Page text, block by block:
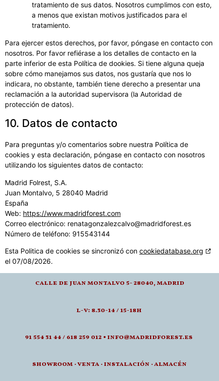
tratamiento de sus datos. Nosotros cumplimos con esto,
a menos que existan motivos justificados para el
tratamiento.
Para ejercer estos derechos, por favor, póngase en contacto con
nosotros. Por favor refiérase a los detalles de contacto en la
parte inferior de esta Política de dookies. Si tiene alguna queja
sobre cómo manejamos sus datos, nos gustaría que nos lo
indicara, no obstante, también tiene derecho a presentar una
reclamación a la autoridad supervisora (la Autoridad de
protección de datos).
10. Datos de contacto
Para preguntas y/o comentarios sobre nuestra Política de
cookies y esta declaración, póngase en contacto con nosotros
utilizando los siguientes datos de contacto:
Madrid Folrest, S.A.
Juan Montalvo, 5 28040 Madrid
España
Web: https://www.madridforest.com
Correo electrónico: renatagonzalezcalvo@madridforest.es
Número de teléfono: 915543144
Esta Politica de cookies se sincronizó con cookiedatabase.org
el 07/08/2026.
calle de juan montalvo 5- 28040, madrid
l-v: 8.30-14 / 15-18h
91 554 31 44 / 618 259 012 • info@madridforest.es
showroom ·venta · instalación · almacén